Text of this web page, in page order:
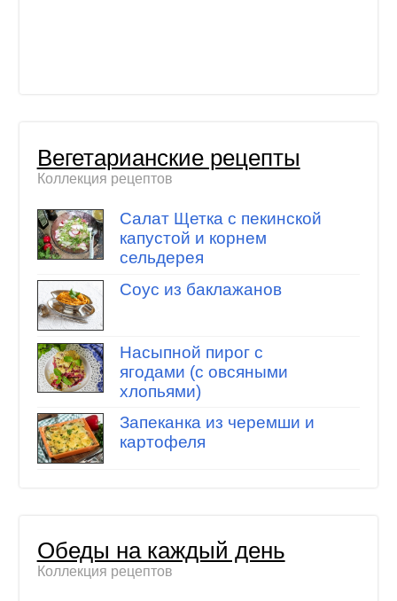
Вегетарианские рецепты
Коллекция рецептов
Салат Щетка с пекинской
капустой и корнем
сельдерея
Соус из баклажанов
Насыпной пирог с
ягодами (с овсяными
хлопьями)
Запеканка из черемши и
картофеля
Обеды на каждый день
Коллекция рецептов